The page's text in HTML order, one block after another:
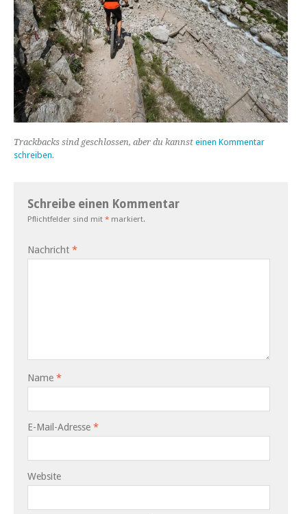
Trackbacks sind geschlossen, aber du kannst einen Kommentar
schreiben.
Schreibe einen Kommentar
Pflichtfelder sind mit * markiert.
Nachricht *
Name *
E-Mail-Adresse *
Website